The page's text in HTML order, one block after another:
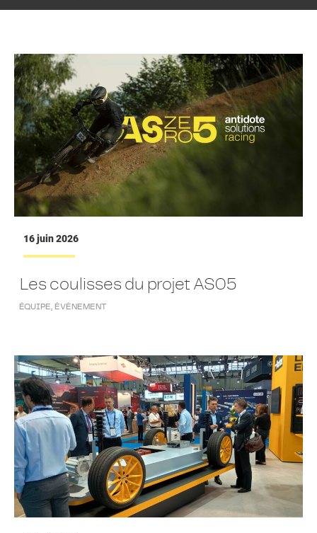
16 juin 2026
Les coulisses du projet AS05
ÉQUIPE, ÉVÉNEMENT